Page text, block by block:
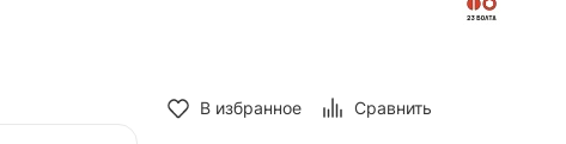
В избранное Сравнить